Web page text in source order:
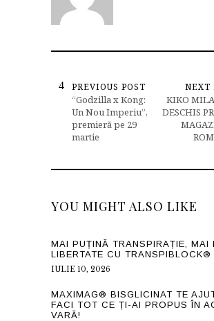
PREVIOUS POST
“Godzilla x Kong:
Un Nou Imperiu”,
premieră pe 29
martie
NEXT
KIKO
DESCHIS
YOU MIGHT ALSO LIKE
MAI PUȚINĂ TRANSPIRAȚIE, MAI
LIBERTATE CU TRANSPIBLOCK®
IULIE 10, 2026
MAXIMAG® BISGLICINAT TE
FACI TOT CE ȚI-AI PROPUS ÎN
VARĂ!